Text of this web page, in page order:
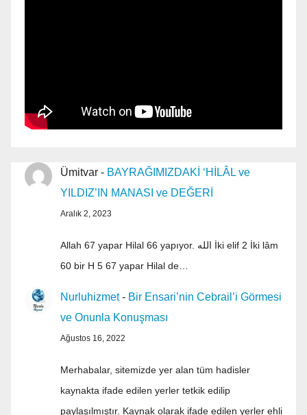
Ümitvar - BAYRAĞIMIZDAKİ ‘HİLÂL ve
YILDIZ’IN MANASI ve DEĞERİ
Aralık 2, 2023
Allah 67 yapar Hilal 66 yapıyor. الله İki elif 2 İki lâm
60 bir H 5 67 yapar Hilal de…
Nurluhizmet- Bir Ensari’nin Cebrail’i Görmesi
ve Onunla Konuşması
Ağustos 16, 2022
Merhabalar, sitemizde yer alan tüm hadisler
kaynakta ifade edilen yerler tetkik edilip
paylaşılmıştır. Kaynak olarak ifade edilen yerler ehli